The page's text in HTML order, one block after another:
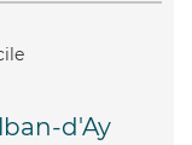
d'Ay